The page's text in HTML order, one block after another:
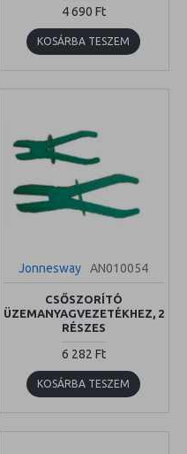
4 690 Ft
KOSÁRBA TESZEM
Jonnesway AN010054
CSŐSZORÍTÓ
ÜZEMANYAGVEZETÉKHEZ, 2
RÉSZES
6 282 Ft
KOSÁRBA TESZEM